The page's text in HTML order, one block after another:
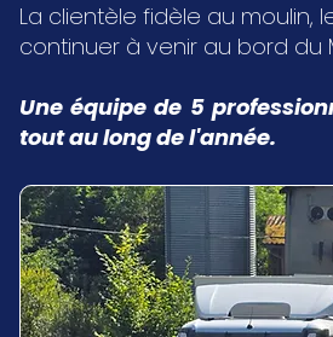
La clientèle fidèle au moulin,
continuer à venir au bord du
Une équipe de 5
tout au long de l'année.